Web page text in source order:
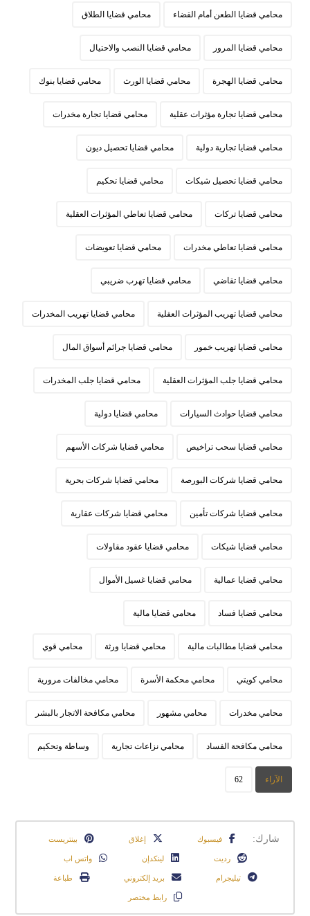
محامي قضايا الطعن أمام القضاء محامي قضايا الطلاق
محامي قضايا المرور محامي قضايا النصب والاحتيال
محامي قضايا الهجرة محامي قضايا الورث محامي قضايا بنوك
محامي قضايا تجارة مؤثرات عقلية محامي قضايا تجارة مخدرات
محامي قضايا تجارية دولية محامي قضايا تحصيل ديون
محامي قضايا تحصيل شيكات محامي قضايا تحكيم
محامي قضايا تركات محامي قضايا تعاطي المؤثرات العقلية
محامي قضايا تعاطي مخدرات محامي قضايا تعويضات
محامي قضايا تقاضي محامي قضايا تهرب ضريبي
محامي قضايا تهريب المؤثرات العقلية محامي قضايا تهريب المخدرات
محامي قضايا تهريب خمور محامي قضايا جرائم أسواق المال
محامي قضايا جلب المؤثرات العقلية محامي قضايا جلب المخدرات
محامي قضايا حوادث السيارات محامي قضايا دولية
محامي قضايا سحب تراخيص محامي قضايا شركات الأسهم
محامي قضايا شركات البورصة محامي قضايا شركات بحرية
محامي قضايا شركات تأمين محامي قضايا شركات عقارية
محامي قضايا شيكات محامي قضايا عقود مقاولات
محامي قضايا عمالية محامي قضايا غسيل الأموال
محامي قضايا فساد محامي قضايا مالية
محامي قضايا مطالبات مالية محامي قضايا ورثة محامي قوي
محامي كويتي محامي محكمة الأسرة محامي مخالفات مرورية
محامي مخدرات محامي مشهور محامي مكافحة الاتجار بالبشر
محامي مكافحة الفساد محامي نزاعات تجارية وساطة وتحكيم
الآراء 62
فيسبوك إغلاق بينتريست
رديت لينكدإن واتس اب
تيليجرام بريد إلكتروني طباعة
رابط مختصر